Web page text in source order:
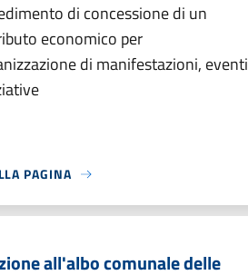
di concessione di un
economico per
di manifestazioni, eventi
PAGINA
all'albo comunale delle